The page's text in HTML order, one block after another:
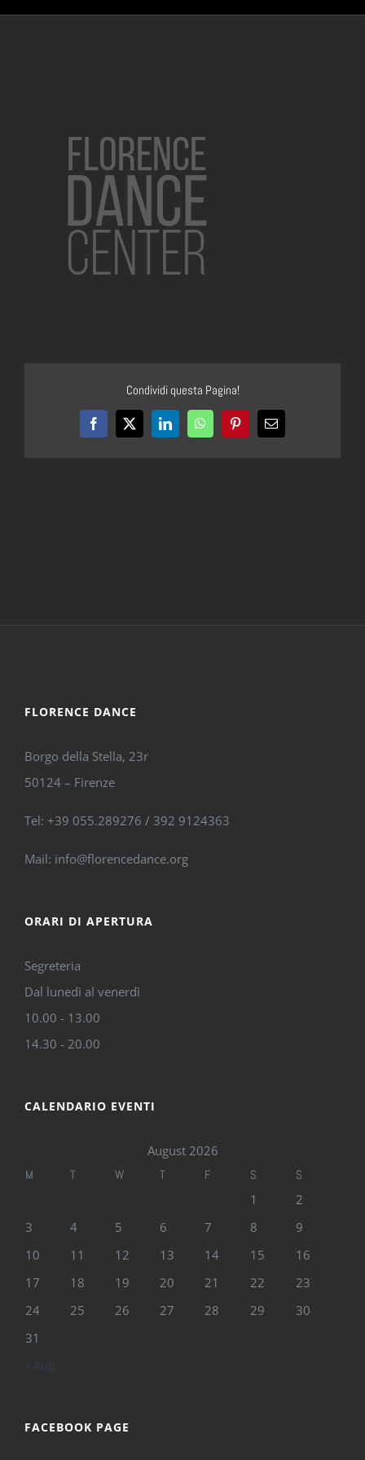
Condividi questa Pagina!
Facebook
X LinkedInWhatsAppPinterestEmail
FLORENCE DANCE
Borgo della Stella, 23r
50124 – Firenze
Tel: +39 055.289276 / 392 9124363
Mail: info@florencedance.org
ORARI DI APERTURA
Segreteria
Dal lunedì al venerdì
10.00 - 13.00
14.30 - 20.00
CALENDARIO EVENTI
August 2026
M T W T F S S
1
2
3
4 5 6 7 8
9
10
11 12 13 14 15
16
17
18 19 20 21 22
23
24
25 26 27 28 29
30
31
« Aug
FACEBOOK PAGE